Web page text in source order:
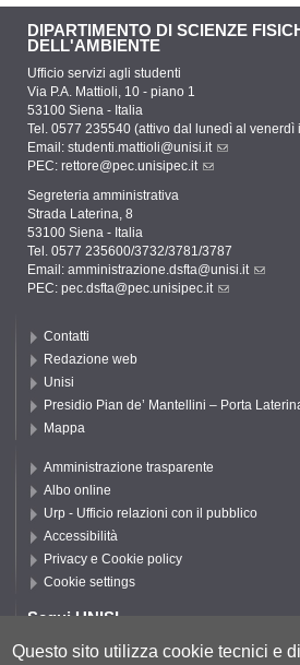
DIPARTIMENTO DI SCIENZE
DELL'AMBIENTE
Ufficio servizi agli studenti
Via P.A. Mattioli, 10 - piano 1
53100 Siena - Italia
Tel. 0577 235540 (attivo dal lunedì al venerdì
Email: studenti.mattioli@unisi.it
PEC: rettore@pec.unisipec.it
Segreteria amministrativa
Strada Laterina, 8
53100 Siena - Italia
Tel. 0577 235600/3732/3781/3787
Email: amministrazione.dsfta@unisi.it
PEC: pec.dsfta@pec.unisipec.it
Contatti
Redazione web
Unisi
Presidio Pian de’ Mantellini – Porta
Mappa
Amministrazione trasparente
Albo online
Urp - Ufficio relazioni con il pubblico
Accessibilità
Privacy e Cookie policy
Cookie settings
Segui UNISI
Questo sito utilizza cookie tecnici e